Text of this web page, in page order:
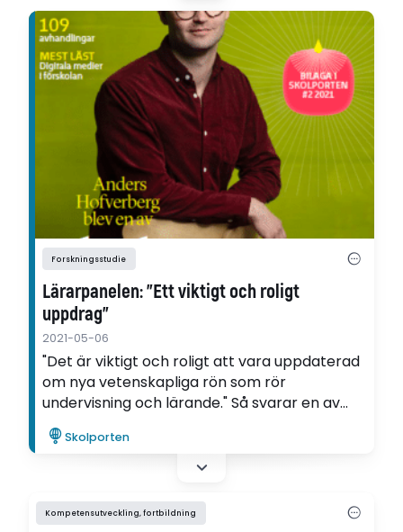
Forskningsstudie
Lärarpanelen: "Ett viktigt och roligt
uppdrag"
2021-05-06
"Det är viktigt och roligt att vara uppdaterad
om nya vetenskapliga rön som rör
undervisning och lärande." Så svarar en av
Skolportens lärarpanelister på frågan om
varför hon ville vara med i panelen.
Skolporten
Kompetensutveckling, fortbildning